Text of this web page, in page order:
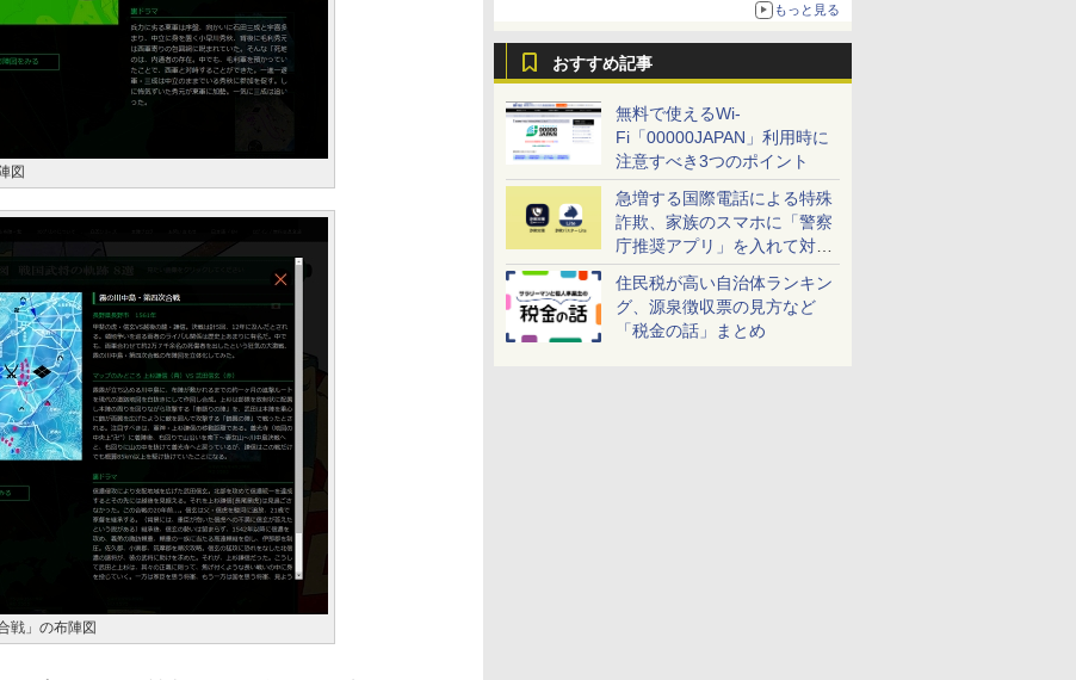
もっと見る
おすすめ記事
無料で使えるWi-
Fi「00000JAPAN」利用時に
注意すべき3つのポイント
急増する国際電話による特殊
詐欺、家族のスマホに「警察
庁推奨アプリ」を入れて対策
しよう！
住民税が高い自治体ランキン
グ、源泉徴収票の見方など
「税金の話」まとめ
図
戦」の布陣図